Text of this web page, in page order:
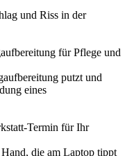
für Pflege und
Termin für Ihr